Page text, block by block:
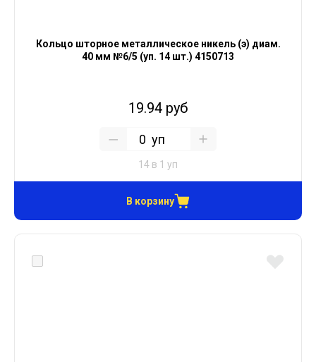
Кольцо шторное металлическое никель (э) диам.
40 мм №6/5 (уп. 14 шт.) 4150713
19.94 руб
уп
14 в 1 уп
В корзину